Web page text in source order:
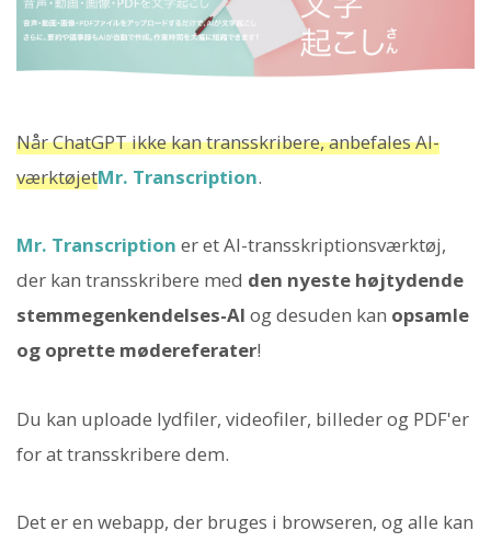
Når ChatGPT ikke kan transskribere, anbefales AI-
værktøjetMr. Transcription.
Mr. Transcription er et AI-transskriptionsværktøj,
der kan transskribere med den nyeste højtydende
stemmegenkendelses-AI og desuden kan opsamle
og oprette mødereferater!
Du kan uploade lydfiler, videofiler, billeder og PDF'er
for at transskribere dem.
Det er en webapp, der bruges i browseren, og alle kan